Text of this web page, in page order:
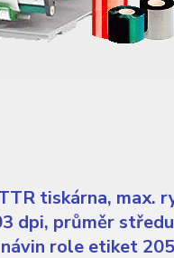
tiskárna, max.
dpi, průměr
role etiket